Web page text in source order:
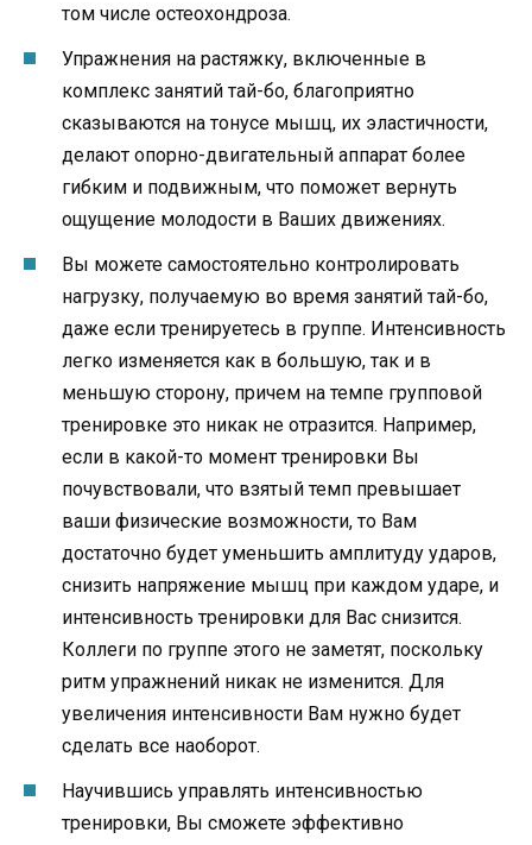
том числе остеохондроза.
Упражнения на растяжку, включенные в
комплекс занятий тай-бо, благоприятно
сказываются на тонусе мышц, их эластичности,
делают опорно-двигательный аппарат более
гибким и подвижным, что поможет вернуть
ощущение молодости в Ваших движениях.
Вы можете самостоятельно контролировать
нагрузку, получаемую во время занятий тай-бо,
даже если тренируетесь в группе. Интенсивность
легко изменяется как в большую, так и в
меньшую сторону, причем на темпе групповой
тренировке это никак не отразится. Например,
если в какой-то момент тренировки Вы
почувствовали, что взятый темп превышает
ваши физические возможности, то Вам
достаточно будет уменьшить амплитуду ударов,
снизить напряжение мышц при каждом ударе, и
интенсивность тренировки для Вас снизится.
Коллеги по группе этого не заметят, поскольку
ритм упражнений никак не изменится. Для
увеличения интенсивности Вам нужно будет
сделать все наоборот.
Научившись управлять интенсивностью
тренировки, Вы сможете эффективно